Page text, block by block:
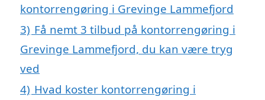
kontorrengøring i Grevinge Lammefjord
3) Få nemt 3 tilbud på kontorrengøring i
Grevinge Lammefjord, du kan være tryg
ved
4) Hvad koster kontorrengøring i